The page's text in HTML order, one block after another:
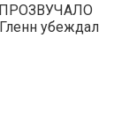
убеждал